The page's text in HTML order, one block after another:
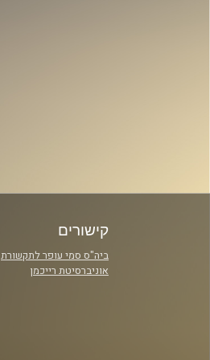
קישורים
ביה"ס סמי עופר לתקשורת
אוניברסיטת רייכמן